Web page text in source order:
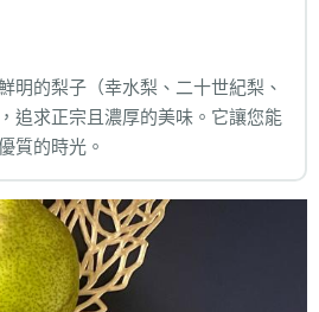
明的梨子（幸水梨、二十世紀梨、
追求正宗且濃厚的美味。它讓您能
質的時光。